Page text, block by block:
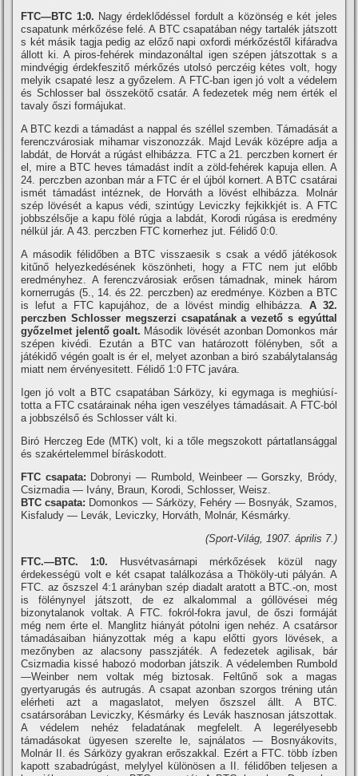
FTC—BTC 1:0. Nagy érdeklődéssel fordult a közönség e két jeles
csapatunk mérkőzése felé. A BTC csapatában négy tartalék játszott
s két másik tagja pedig az előző napi oxfordi mérkőzéstől kifáradva
állott ki. A piros-fehérek mindazonáltal igen szépen játszottak s a
mindvégig érdekfeszitő mérkőzés utolsó perczéig kétes volt, hogy
melyik csapaté lesz a győzelem. A FTC-ban igen jó volt a védelem
és Schlosser bal összekötő csatár. A fedezetek még nem érték el
tavaly őszi formájukat.
A BTC kezdi a támadást a nappal és széllel szemben. Támadását a
ferenczvárosiak mihamar viszonozzák. Majd Levák középre adja a
labdát, de Horvát a rúgást elhibázza. FTC a 21. perczben kornert ér
el, mire a BTC heves támadást indí­t a zöld-fehérek kapuja ellen. A
24. perczben azonban már a FTC ér el újból kornert. A BTC csatárai
ismét támadást intéznek, de Horváth a lövést elhibázza. Molnár
szép lövését a kapus védi, szintúgy Leviczky fejkikkjét is. A FTC
jobbszélsője a kapu fölé rúgja a labdát, Korodi rúgása is eredmény
nélkül jár. A 43. perczben FTC kornerhez jut. Félidő 0:0.
A második félidőben a BTC visszaesik s csak a védő játékosok
kitűnő helyezkedésének köszönheti, hogy a FTC nem jut előbb
eredményhez. A ferenczvárosiak erősen támadnak, minek három
kornerrugás (5., 14. és 22. perczben) az eredménye. Közben a BTC
is lefut a FTC kapujához, de a lövést mindig elhibázza. A 32.
perczben Schlosser megszerzi csapatának a vezető s egyúttal
győzelmet jelentő goalt. Második lövését azonban Domonkos már
szépen kivédi. Ezután a BTC van határozott fölényben, sőt a
játékidő végén goalt is ér el, melyet azonban a biró szabálytalanság
miatt nem érvényesitett. Félidő 1:0 FTC javára.
Igen jó volt a BTC csapatában Sárközy, ki egymaga is meghiúsí­
totta a FTC csatárainak néha igen veszélyes támadásait. A FTC-ból
a jobbszélső és Schlosser vált ki.
Biró Herczeg Ede (MTK) volt, ki a tőle megszokott pártatlansággal
és szakértelemmel bí­ráskodott.
FTC csapata: Dobronyi — Rumbold, Weinbeer — Gorszky, Bródy,
Csizmadia — Ivány, Braun, Korodi, Schlosser, Weisz.
BTC csapata: Domonkos — Sárközy, Fehéry — Bosnyák, Szamos,
Kisfaludy — Levák, Leviczky, Horváth, Molnár, Késmárky.
(Sport-Világ, 1907. április 7.)
FTC.—BTC. 1:0. Husvétvasárnapi mérkőzések közül nagy
érdekességü volt e két csapat találkozása a Thököly-uti pályán. A
FTC. az őszszel 4:1 arányban szép diadalt aratott a BTC.-on, most
is fölénynyel játszott, de ez alkalommal a góllövései még
bizonytalanok voltak. A FTC. fokról-fokra javul, de őszi formáját
még nem érte el. Manglitz hiányát pótolni igen nehéz. A csatársor
támadásaiban hiányzottak még a kapu előtti gyors lövések, a
mezőnyben az alacsony passzjáték. A fedezetek agilisak, bár
Csizmadia kissé habozó modorban játszik. A védelemben Rumbold
—Weinber nem voltak még biztosak. Feltűnő sok a magas
gyertyarugás és autrugás. A csapat azonban szorgos tréning után
elérheti azt a magaslatot, melyen őszszel állt. A BTC.
csatársorában Leviczky, Késmárky és Levák hasznosan játszottak.
A védelem nehéz feladatának megfelelt. A legerélyesebb
támadásokat ügyesen szerelte le, sajnálatos — Bosnyákovits,
Molnár II. és Sárközy gyakran erőszakkal. Ezért a FTC. több í­zben
kapott szabadrúgást, melylyel különösen a II. félidőben teljesen a